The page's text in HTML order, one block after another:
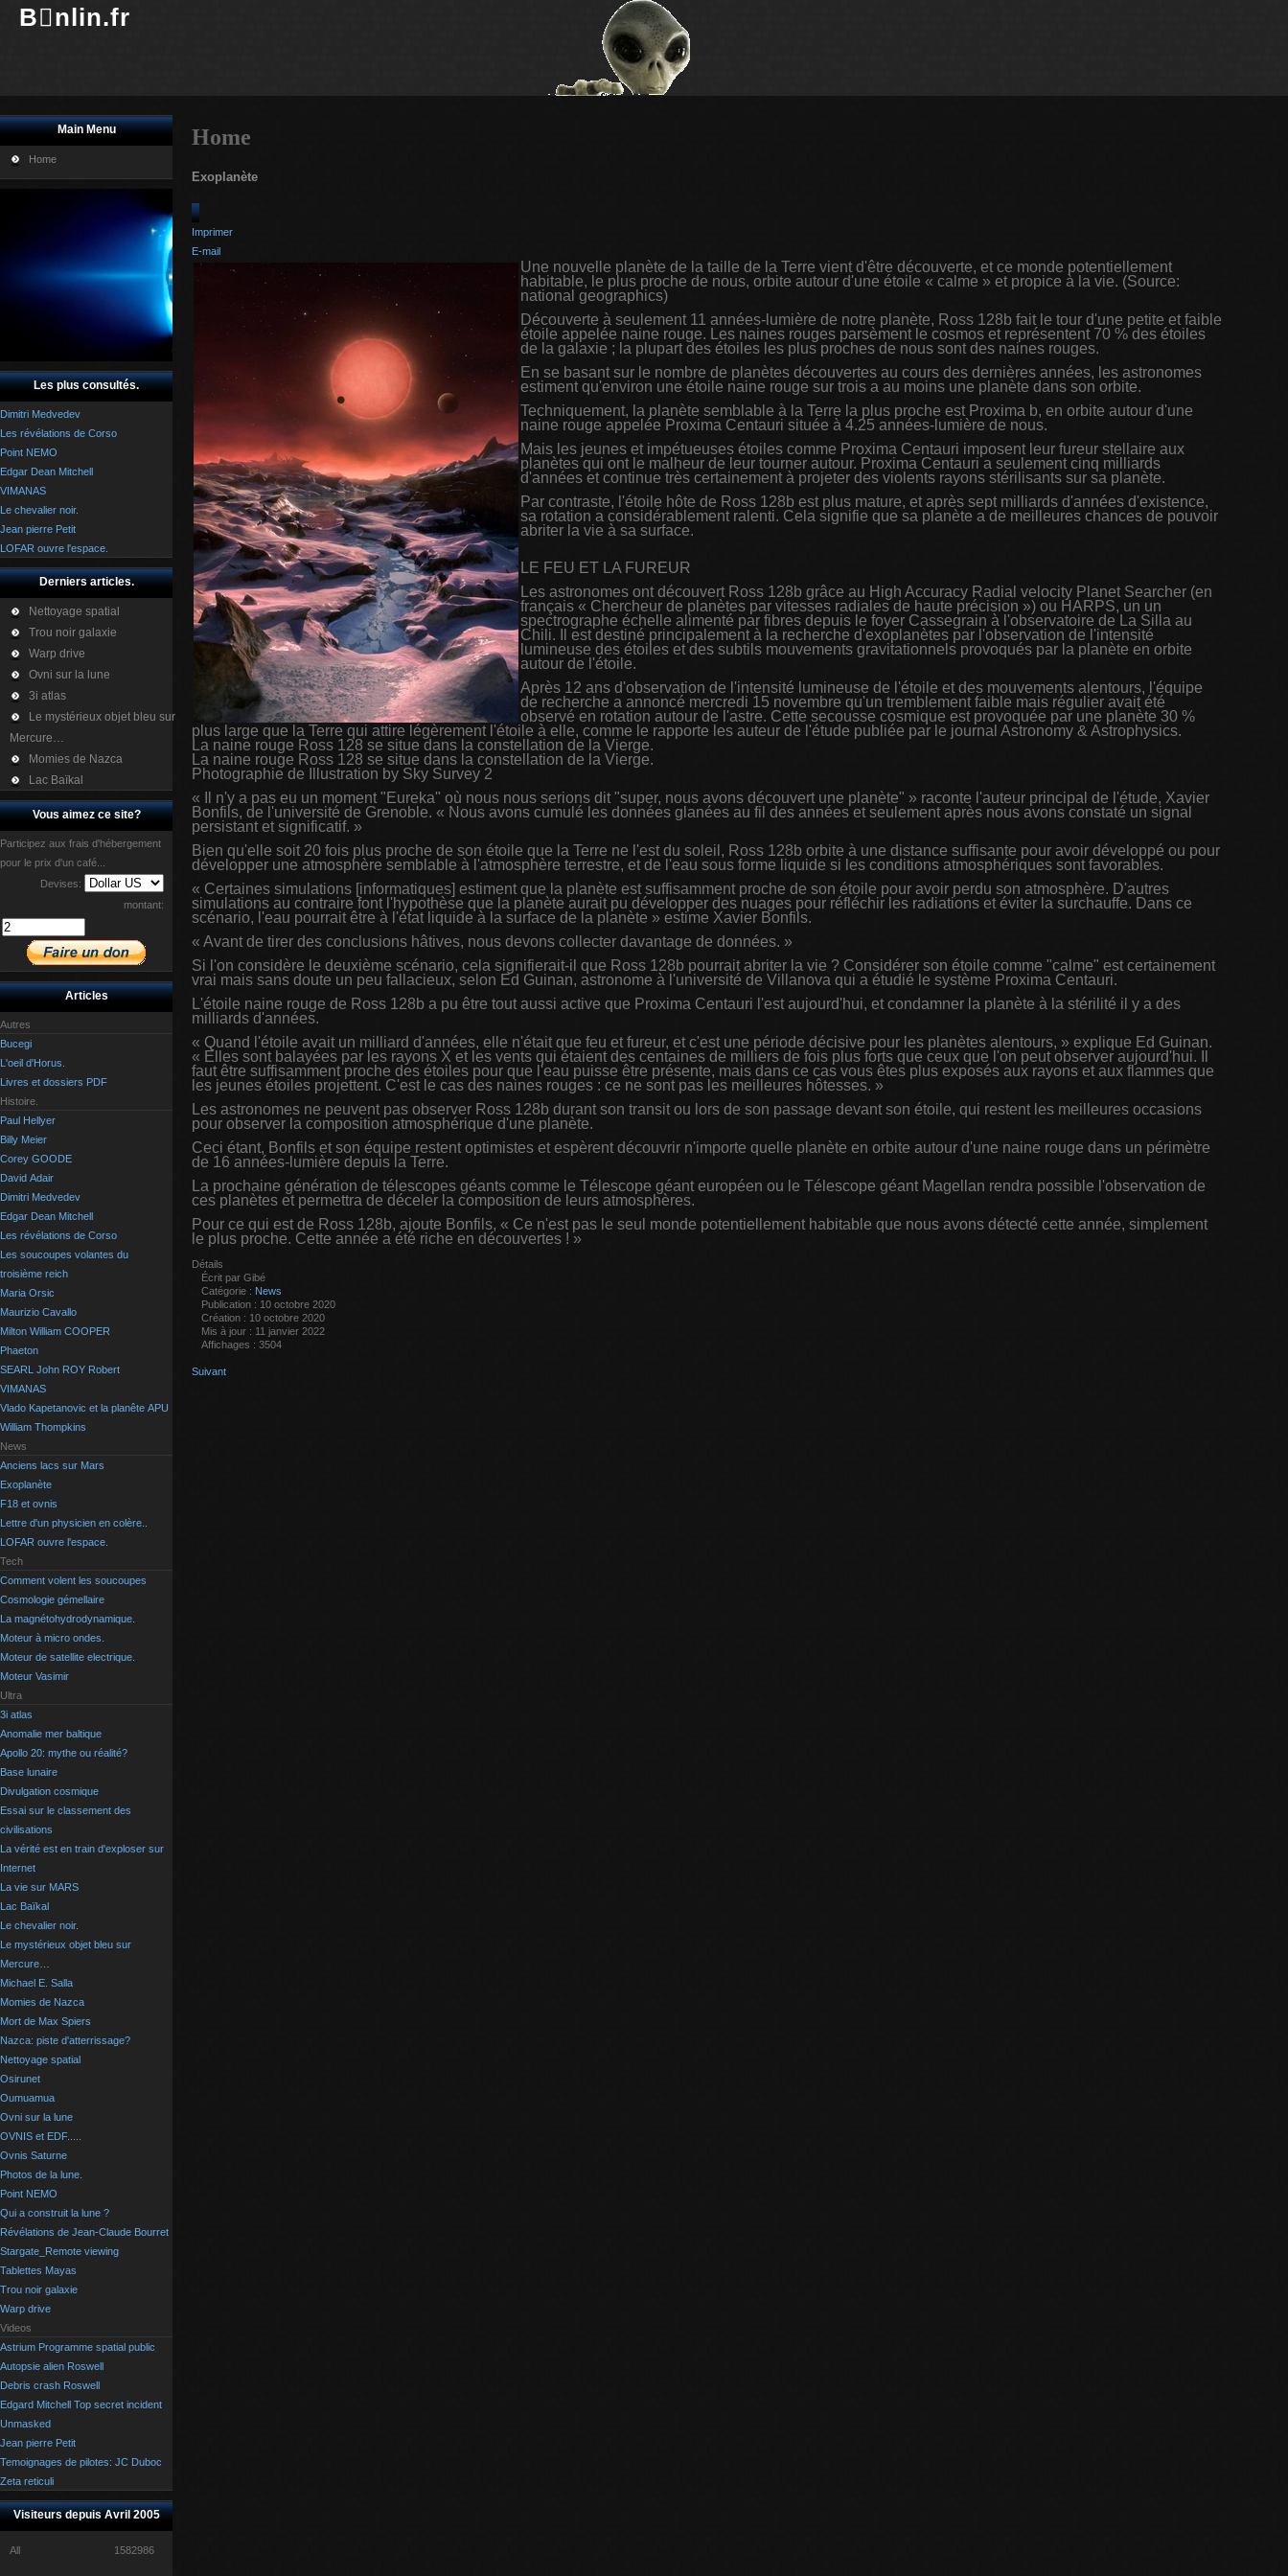
Bnlin.fr
Main Menu
Home
Les plus consultés.
Dimitri Medvedev
Les révélations de Corso
Point NEMO
Edgar Dean Mitchell
VIMANAS
Le chevalier noir.
Jean pierre Petit
LOFAR ouvre l'espace.
Derniers articles.
Nettoyage spatial
Trou noir galaxie
Warp drive
Ovni sur la lune
3i atlas
Le mystérieux objet bleu sur
Mercure…
Momies de Nazca
Lac Baïkal
Vous aimez ce site?
Participez aux frais d'hébergement
pour le prix d'un café...
Devises:
montant:
Articles
Autres
Bucegi
L'oeil d'Horus.
Livres et dossiers PDF
Histoire.
Paul Hellyer
Billy Meier
Corey GOODE
David Adair
Dimitri Medvedev
Edgar Dean Mitchell
Les révélations de Corso
Les soucoupes volantes du
troisième reich
Maria Orsic
Maurizio Cavallo
Milton William COOPER
Phaeton
SEARL John ROY Robert
VIMANAS
Vlado Kapetanovic et la planête APU
William Thompkins
News
Anciens lacs sur Mars
Exoplanète
F18 et ovnis
Lettre d'un physicien en colère..
LOFAR ouvre l'espace.
Tech
Comment volent les soucoupes
Cosmologie gémellaire
La magnétohydrodynamique.
Moteur à micro ondes.
Moteur de satellite electrique.
Moteur Vasimir
Ultra
3i atlas
Anomalie mer baltique
Apollo 20: mythe ou réalité?
Base lunaire
Divulgation cosmique
Essai sur le classement des
civilisations
La vérité est en train d'exploser sur
Internet
La vie sur MARS
Lac Baïkal
Le chevalier noir.
Le mystérieux objet bleu sur
Mercure…
Michael E. Salla
Momies de Nazca
Mort de Max Spiers
Nazca: piste d'atterrissage?
Nettoyage spatial
Osirunet
Oumuamua
Ovni sur la lune
OVNIS et EDF.....
Ovnis Saturne
Photos de la lune.
Point NEMO
Qui a construit la lune ?
Révélations de Jean-Claude Bourret
Stargate_Remote viewing
Tablettes Mayas
Trou noir galaxie
Warp drive
Videos
Astrium Programme spatial public
Autopsie alien Roswell
Debris crash Roswell
Edgard Mitchell Top secret incident
Unmasked
Jean pierre Petit
Temoignages de pilotes: JC Duboc
Zeta reticuli
Visiteurs depuis Avril 2005
All 1582986
Home
Exoplanète
Imprimer
E-mail
Une nouvelle planète de la taille de la Terre vient d'être découverte, et ce monde potentiellement
habitable, le plus proche de nous, orbite autour d'une étoile « calme » et propice à la vie. (Source:
national geographics)
Découverte à seulement 11 années-lumière de notre planète, Ross 128b fait le tour d'une petite et faible
étoile appelée naine rouge. Les naines rouges parsèment le cosmos et représentent 70 % des étoiles
de la galaxie ; la plupart des étoiles les plus proches de nous sont des naines rouges.
En se basant sur le nombre de planètes découvertes au cours des dernières années, les astronomes
estiment qu'environ une étoile naine rouge sur trois a au moins une planète dans son orbite.
Techniquement, la planète semblable à la Terre la plus proche est Proxima b, en orbite autour d'une
naine rouge appelée Proxima Centauri située à 4.25 années-lumière de nous.
Mais les jeunes et impétueuses étoiles comme Proxima Centauri imposent leur fureur stellaire aux
planètes qui ont le malheur de leur tourner autour. Proxima Centauri a seulement cinq milliards
d'années et continue très certainement à projeter des violents rayons stérilisants sur sa planète.
Par contraste, l'étoile hôte de Ross 128b est plus mature, et après sept milliards d'années d'existence,
sa rotation a considérablement ralenti. Cela signifie que sa planète a de meilleures chances de pouvoir
abriter la vie à sa surface.
LE FEU ET LA FUREUR
Les astronomes ont découvert Ross 128b grâce au High Accuracy Radial velocity Planet Searcher (en
français « Chercheur de planètes par vitesses radiales de haute précision ») ou HARPS, un un
spectrographe échelle alimenté par fibres depuis le foyer Cassegrain à l'observatoire de La Silla au
Chili. Il est destiné principalement à la recherche d'exoplanètes par l'observation de l'intensité
lumineuse des étoiles et des subtils mouvements gravitationnels provoqués par la planète en orbite
autour de l'étoile.
Après 12 ans d'observation de l'intensité lumineuse de l'étoile et des mouvements alentours, l'équipe
de recherche a annoncé mercredi 15 novembre qu'un tremblement faible mais régulier avait été
observé en rotation autour de l'astre. Cette secousse cosmique est provoquée par une planète 30 %
plus large que la Terre qui attire légèrement l'étoile à elle, comme le rapporte les auteur de l'étude publiée par le journal Astronomy & Astrophysics.
La naine rouge Ross 128 se situe dans la constellation de la Vierge.
La naine rouge Ross 128 se situe dans la constellation de la Vierge.
Photographie de Illustration by Sky Survey 2
« Il n'y a pas eu un moment "Eureka" où nous nous serions dit "super, nous avons découvert une planète" » raconte l'auteur principal de l'étude, Xavier
Bonfils, de l'université de Grenoble. « Nous avons cumulé les données glanées au fil des années et seulement après nous avons constaté un signal
persistant et significatif. »
Bien qu'elle soit 20 fois plus proche de son étoile que la Terre ne l'est du soleil, Ross 128b orbite à une distance suffisante pour avoir développé ou pour
développer une atmosphère semblable à l'atmosphère terrestre, et de l'eau sous forme liquide si les conditions atmosphériques sont favorables.
« Certaines simulations [informatiques] estiment que la planète est suffisamment proche de son étoile pour avoir perdu son atmosphère. D'autres
simulations au contraire font l'hypothèse que la planète aurait pu développer des nuages pour réfléchir les radiations et éviter la surchauffe. Dans ce
scénario, l'eau pourrait être à l'état liquide à la surface de la planète » estime Xavier Bonfils.
« Avant de tirer des conclusions hâtives, nous devons collecter davantage de données. »
Si l'on considère le deuxième scénario, cela signifierait-il que Ross 128b pourrait abriter la vie ? Considérer son étoile comme "calme" est certainement
vrai mais sans doute un peu fallacieux, selon Ed Guinan, astronome à l'université de Villanova qui a étudié le système Proxima Centauri.
L'étoile naine rouge de Ross 128b a pu être tout aussi active que Proxima Centauri l'est aujourd'hui, et condamner la planète à la stérilité il y a des
milliards d'années.
« Quand l'étoile avait un milliard d'années, elle n'était que feu et fureur, et c'est une période décisive pour les planètes alentours, » explique Ed Guinan.
« Elles sont balayées par les rayons X et les vents qui étaient des centaines de milliers de fois plus forts que ceux que l'on peut observer aujourd'hui. Il
faut être suffisamment proche des étoiles pour que l'eau puisse être présente, mais dans ce cas vous êtes plus exposés aux rayons et aux flammes que
les jeunes étoiles projettent. C'est le cas des naines rouges : ce ne sont pas les meilleures hôtesses. »
Les astronomes ne peuvent pas observer Ross 128b durant son transit ou lors de son passage devant son étoile, qui restent les meilleures occasions
pour observer la composition atmosphérique d'une planète.
Ceci étant, Bonfils et son équipe restent optimistes et espèrent découvrir n'importe quelle planète en orbite autour d'une naine rouge dans un périmètre
de 16 années-lumière depuis la Terre.
La prochaine génération de télescopes géants comme le Télescope géant européen ou le Télescope géant Magellan rendra possible l'observation de
ces planètes et permettra de déceler la composition de leurs atmosphères.
Pour ce qui est de Ross 128b, ajoute Bonfils, « Ce n'est pas le seul monde potentiellement habitable que nous avons détecté cette année, simplement
le plus proche. Cette année a été riche en découvertes ! »
Détails
Écrit par Gibé
Catégorie : News
Publication : 10 octobre 2020
Création : 10 octobre 2020
Mis à jour : 11 janvier 2022
Affichages : 3504
Suivant